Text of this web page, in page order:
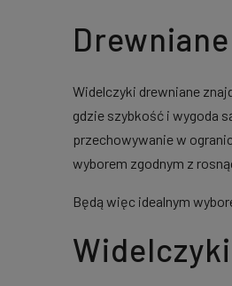
Widelczyki drewniane
gdzie szybkość i wygoda
przechowywanie w
wyborem zgodnym z
Będą więc idealnym